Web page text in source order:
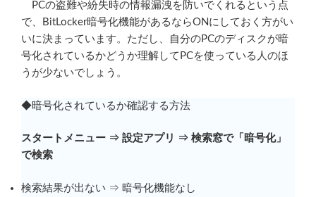
PCの盗難や紛失時の情報漏洩を防いでくれるという点
で、BitLocker暗号化機能があるならONにしておく方がい
いに決まっています。ただし、自分のPCのディスクが暗
号化されているかどうか理解してPCを使っている人のほ
うが少ないでしょう。
◆暗号化されているか確認する方法
スタートメニュー ⇒ 設定アプリ ⇒ 検索窓で「暗号化」
で検索
検索結果が出ない ⇒ 暗号化機能なし